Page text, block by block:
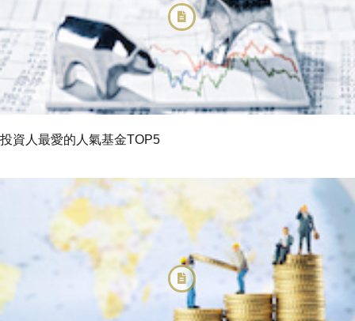
投資人最愛的人氣基金TOP5